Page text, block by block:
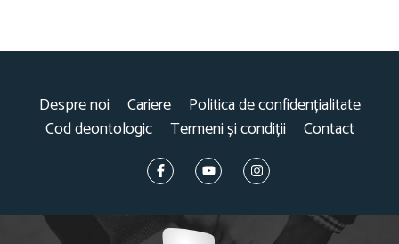
Despre noi Cariere
Politica de confidențialitate
Cod deontologic
Termeni și condiții Contact